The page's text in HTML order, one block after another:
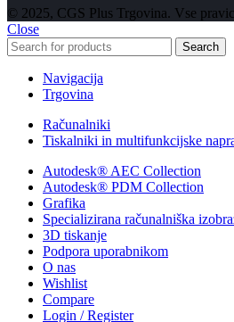
© 2025, CGS Plus Trgovina. Vse
Close
Search
Navigacija
Trgovina
Računalniki
Tiskalniki in multifunkcijske
Autodesk® AEC Collection
Autodesk® PDM Collection
Grafika
Specializirana računalniška
3D tiskanje
Podpora uporabnikom
O nas
Wishlist
Compare
Login / Register